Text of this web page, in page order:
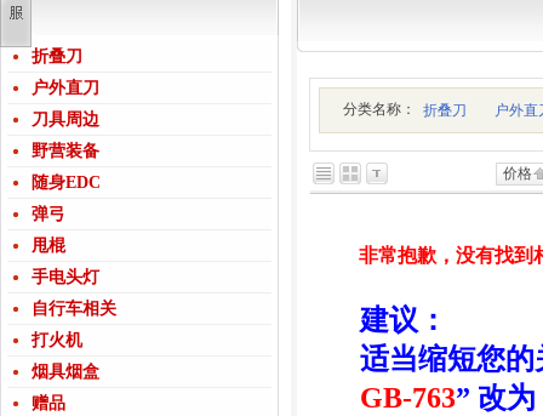
折叠刀
户外直刀
刀具周边
野营装备
随身EDC
弹弓
甩棍
手电头灯
自行车相关
打火机
烟具烟盒
赠品
分类名称： 折叠刀 户外直
价格
非常抱歉，没有找到
建议：
适当缩短您
GB-763” 改为